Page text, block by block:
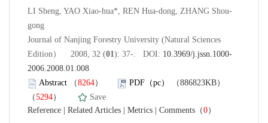
LI Sheng, YAO Xiao-hua*, REN Hua-dong, ZHANG Shou-
gong
Journal of Nanjing Forestry University (Natural Sciences
Edition） 2008, 32 (01): 37-. DOI: 10.3969/j.jssn.1000-
2006.2008.01.008
Abstract （8264） PDF（pc）
（886823KB）
（5294）
Save
Reference
Related Articles Metrics Comments （0）